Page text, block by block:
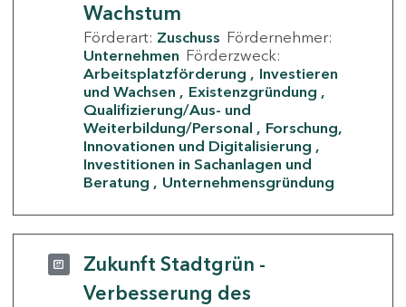
Wachstum
Förderart: Zuschuss Fördernehmer:
Unternehmen Förderzweck:
Arbeitsplatzförderung
Investieren
und Wachsen
Existenzgründung
Qualifizierung/Aus- und
Weiterbildung/Personal
Forschung,
Innovationen und Digitalisierung
Investitionen in Sachanlagen und
Beratung
Unternehmensgründung
Zukunft Stadtgrün -
Verbesserung des